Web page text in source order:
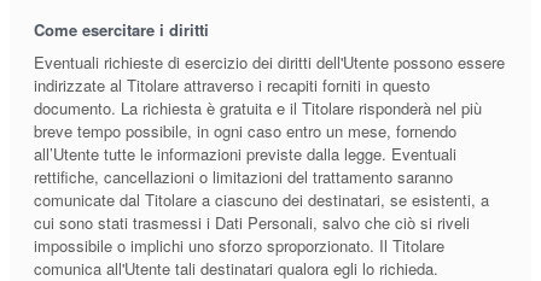
Come esercitare i diritti
Eventuali richieste di esercizio dei diritti dell'Utente possono essere
indirizzate al Titolare attraverso i recapiti forniti in questo
documento. La richiesta è gratuita e il Titolare risponderà nel più
breve tempo possibile, in ogni caso entro un mese, fornendo
all’Utente tutte le informazioni previste dalla legge. Eventuali
rettifiche, cancellazioni o limitazioni del trattamento saranno
comunicate dal Titolare a ciascuno dei destinatari, se esistenti, a
cui sono stati trasmessi i Dati Personali, salvo che ciò si riveli
impossibile o implichi uno sforzo sproporzionato. Il Titolare
comunica all'Utente tali destinatari qualora egli lo richieda.